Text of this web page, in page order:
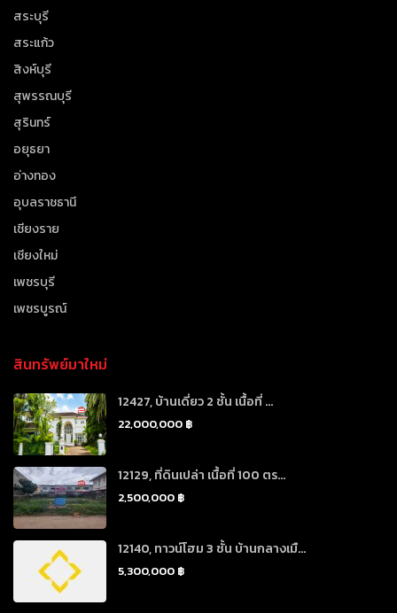
สระบุรี
สระแก้ว
สิงห์บุรี
สุพรรณบุรี
สุรินทร์
อยุธยา
อ่างทอง
อุบลราชธานี
เชียงราย
เชียงใหม่
เพชรบุรี
เพชรบูรณ์
สินทรัพย์มาใหม่
12427, บ้านเดี่ยว 2 ชั้น เนื้อที่ ...
22,000,000 ฿
12129, ที่ดินเปล่า เนื้อที่ 100 ตร...
2,500,000 ฿
12140, ทาวน์โฮม 3 ชั้น บ้านกลางเมื...
5,300,000 ฿